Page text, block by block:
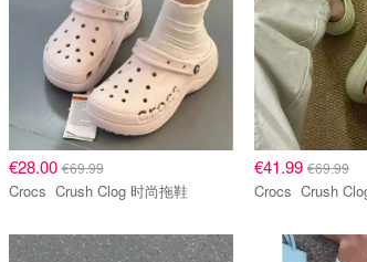
€28.00€69.99
Crocs Crush Clog 时尚拖鞋
€41.99 €69.99
Crocs Crush